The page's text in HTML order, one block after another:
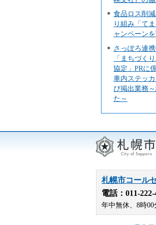
食品ロス削
り組み「て
ャンペーン
さっぽろ連
「まちづく
協定」PRに
車内ステッ
び掲出業務
た～
札幌市コール
電話： 011-
年中無休、8時